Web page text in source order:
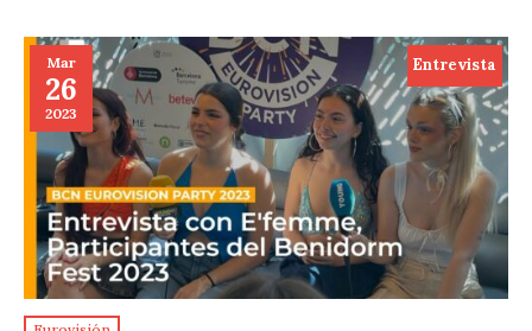
Mar
26
2023
Entrevista